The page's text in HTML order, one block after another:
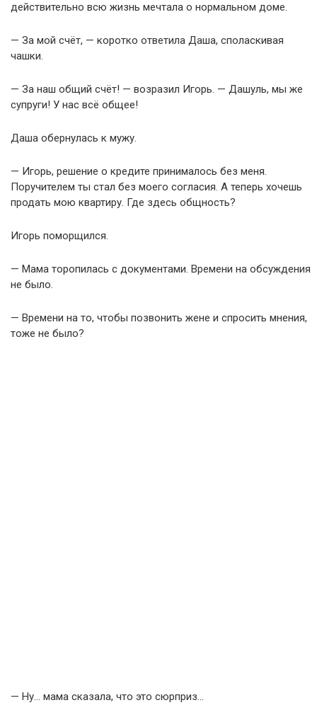
действительно всю жизнь мечтала о нормальном доме.
— За мой счёт, — коротко ответила Даша, споласкивая
чашки.
— За наш общий счёт! — возразил Игорь. — Дашуль, мы же
супруги! У нас всё общее!
Даша обернулась к мужу.
— Игорь, решение о кредите принималось без меня.
Поручителем ты стал без моего согласия. А теперь хочешь
продать мою квартиру. Где здесь общность?
Игорь поморщился.
— Мама торопилась с документами. Времени на обсуждения
не было.
— Времени на то, чтобы позвонить жене и спросить мнения,
тоже не было?
— Ну… мама сказала, что это сюрприз…